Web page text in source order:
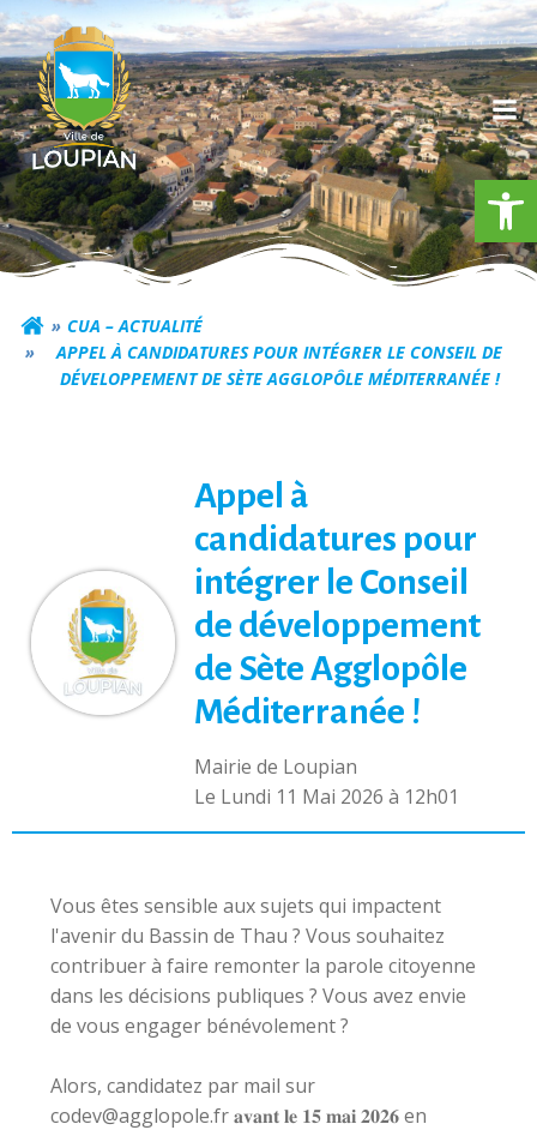
Aller
au
contenu
Commune de
CUA – ACTUALITÉ
APPEL À CANDIDATURES POUR INTÉGRER LE CONSEIL DE
DÉVELOPPEMENT DE SÈTE AGGLOPÔLE MÉDITERRANÉE !
Appel à
candidatures pour
intégrer le Conseil
de développement
de Sète Agglopôle
Méditerranée !
Mairie de Loupian
Le Lundi 11 Mai 2026 à 12h01
Vous êtes sensible aux sujets qui impactent
l'avenir du Bassin de Thau ? Vous souhaitez
contribuer à faire remonter la parole citoyenne
dans les décisions publiques ? Vous avez envie
de vous engager bénévolement ?
Alors, candidatez par mail sur
codev@agglopole.fr 𝐚𝐯𝐚𝐧𝐭 𝐥𝐞 𝟏𝟓 𝐦𝐚𝐢 𝟐𝟎𝟐𝟔 en